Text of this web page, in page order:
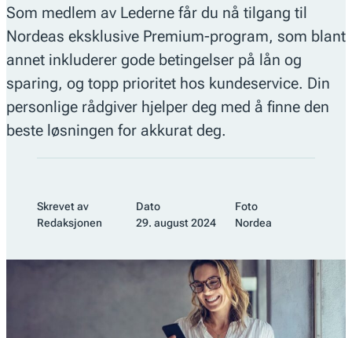
Som medlem av Lederne får du nå tilgang til
Nordeas eksklusive Premium-program, som blant
annet inkluderer gode betingelser på lån og
sparing, og topp prioritet hos kundeservice. Din
personlige rådgiver hjelper deg med å finne den
beste løsningen for akkurat deg.
Skrevet av
Redaksjonen
Dato
29. august 2024
Foto
Nordea